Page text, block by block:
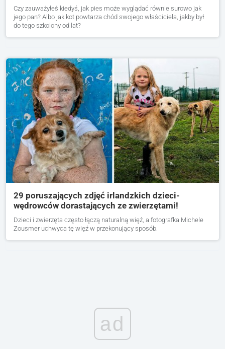
Czy zauważyłeś kiedyś, jak pies może wyglądać równie surowo jak
jego pan? Albo jak kot powtarza chód swojego właściciela, jakby był
do tego szkolony od lat?
29 poruszających zdjęć irlandzkich dzieci-
wędrowców dorastających ze zwierzętami!
Dzieci i zwierzęta często łączą naturalną więź, a fotografka Michele
Zousmer uchwyca tę więź w przekonujący sposób.
ad